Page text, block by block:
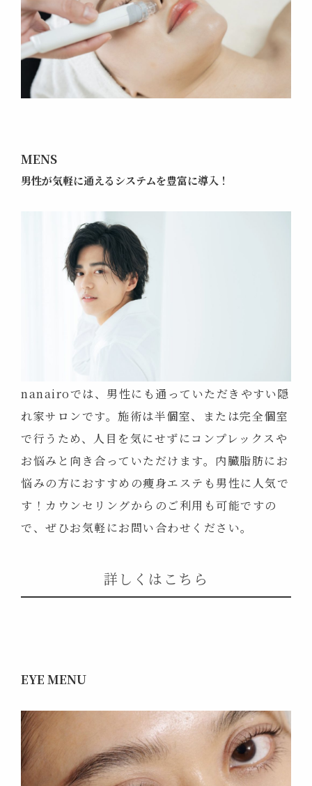
MENS
男性が気軽に通えるシステムを豊富に導入！
nanairoでは、男性にも通っていただきやすい隠
れ家サロンです。施術は半個室、または完全個室
で行うため、人目を気にせずにコンプレックスや
お悩みと向き合っていただけます。内臓脂肪にお
悩みの方におすすめの痩身エステも男性に人気で
す！カウンセリングからのご利用も可能ですの
で、ぜひお気軽にお問い合わせください。
詳しくはこちら
EYE MENU